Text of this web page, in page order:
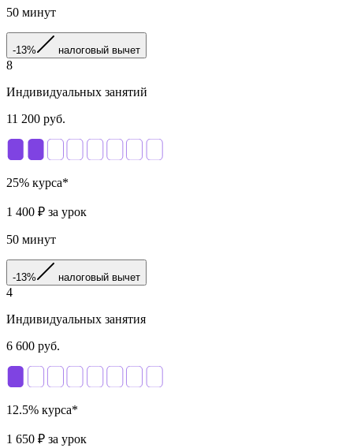
50 минут
-13% налоговый вычет
8
Индивидуальных занятий
11 200 руб.
25% курса*
1 400 ₽ за урок
50 минут
-13% налоговый вычет
4
Индивидуальных занятия
6 600 руб.
12.5% курса*
1 650 ₽ за урок